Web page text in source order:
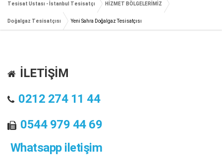
Tesisat Ustası - İstanbul Tesisatçı HİZMET BÖLGELERİMİZ
Doğalgaz Tesisatçısı Yeni Sahra Doğalgaz Tesisatçısı
İLETİŞİM
0212 274 11 44
0544 979 44 69
Whatsapp iletişim